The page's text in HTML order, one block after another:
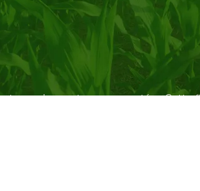
des capteurs connectés…